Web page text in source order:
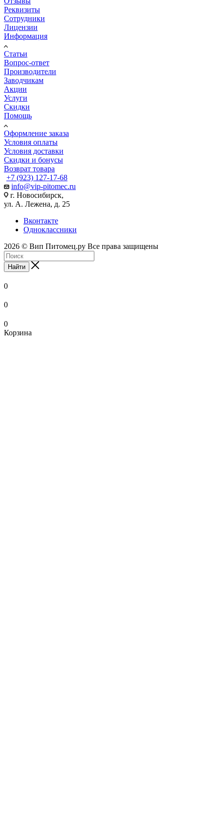
Реквизиты
Сотрудники
Лицензии
Информация
Статьи
Вопрос-ответ
Производители
Заводчикам
Акции
Услуги
Скидки
Помощь
Оформление заказа
Условия оплаты
Условия доставки
Скидки и бонусы
Возврат товара
+7 (923) 127-17-68
info@vip-pitomec.ru
г. Новосибирск,
ул. А. Лежена, д. 25
Вконтакте
Одноклассники
2026 © Вип Питомец.ру Все права защищены
Найти
0
0
0
Корзина